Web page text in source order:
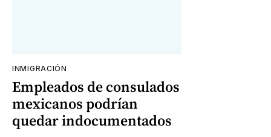
INMIGRACIÓN
Empleados de consulados
mexicanos podrían
quedar indocumentados